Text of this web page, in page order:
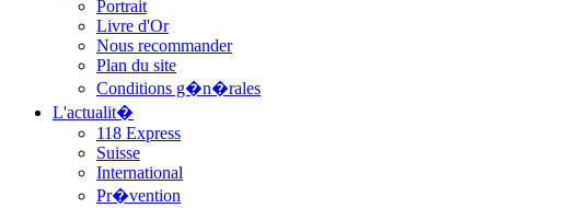
Portrait
Livre d'Or
Nous recommander
Plan du site
Conditions g�n�rales
L'actualit�
118 Express
Suisse
International
Pr�vention